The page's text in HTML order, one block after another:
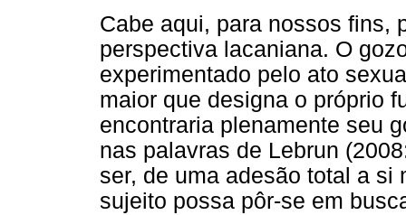
Cabe aqui, para nossos fins,
perspectiva lacaniana. O
experimentado pelo ato
maior que designa o próprio
encontraria plenamente seu
nas palavras de Lebrun
ser, de uma adesão total a si
sujeito possa pôr-se em